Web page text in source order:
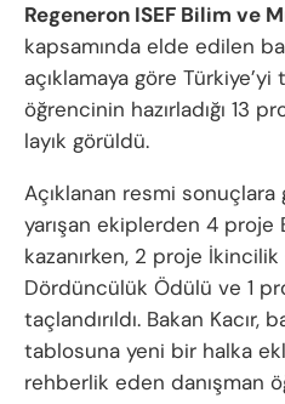
Regeneron ISEF Bilim ve
kapsamında elde edilen
açıklamaya göre
öğrencinin hazırladığı 13
layık görüldü.
Açıklanan resmi sonuçlara
yarışan ekiplerden 4 proje
kazanırken, 2 proje
Dördüncülük Ödülü ve 1
taçlandırıldı. Bakan Kacır,
tablosuna yeni bir halka
rehberlik eden danışman